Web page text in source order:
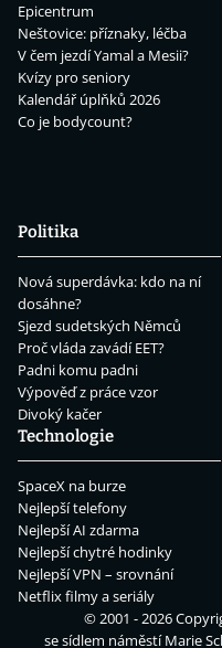
Epicentrum
Neštovice: příznaky, léčba
V čem jezdí Yamal a Mesii?
Kvízy pro seniory
Kalendář úplňků 2026
Co je bodycount?
Politika
Nová superdávka: kdo na ní
dosáhne?
Sjezd sudetských Němců
Proč vláda zavádí EET?
Padni komu padni
Výpověď z práce vzor
Divoký kačer
Technologie
SpaceX na burze
Nejlepší telefony
Nejlepší AI zdarma
Nejlepší chytré hodinky
Nejlepší VPN – srovnání
Netflix filmy a seriály
© 2001 - 2026
se sídlem náměstí Marie